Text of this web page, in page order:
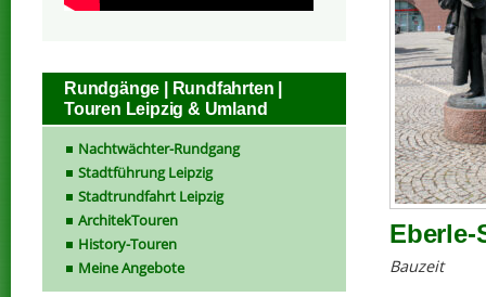
Eberle-
Bauzeit
Rundgänge | Rundfahrten |
Touren Leipzig & Umland
Nachtwächter-Rundgang
Stadtführung Leipzig
Stadtrundfahrt Leipzig
ArchitekTouren
History-Touren
Meine Angebote